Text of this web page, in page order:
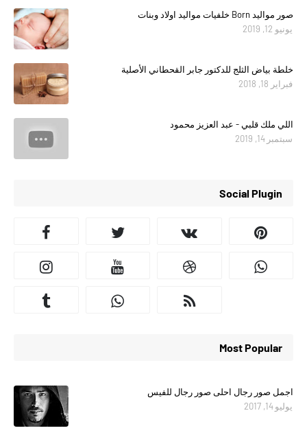
صور مواليد Born خلفيات مواليد اولاد وبنات
يونيو 12, 2019
خلطة بياض الثلج للدكتور جابر القحطاني الأصلية
فبراير 18, 2018
اللي ملك قلبي - عبد العزيز محمود
سبتمبر 14, 2019
Social Plugin
Most Popular
اجمل صور رجال احلى صور رجال للفيس
يوليو 14, 2017